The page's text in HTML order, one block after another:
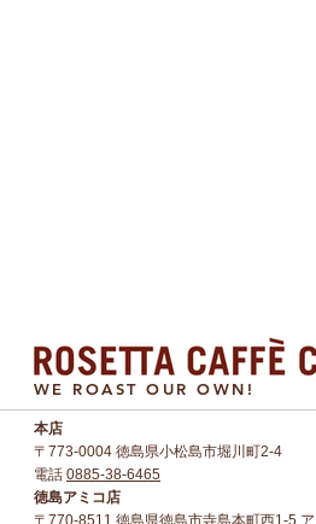
WE ROAST OUR OWN!
本店​
〒773-0004 徳島県小松島市堀川町2-4
電話 0885-38-6465
徳島アミコ店
〒770-8511 徳島県徳島市寺島本町西1-5